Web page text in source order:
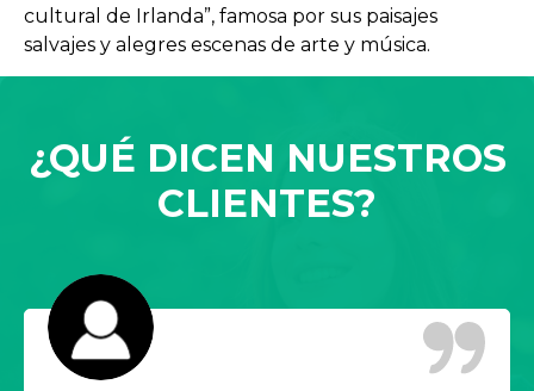
cultural de Irlanda”, famosa por sus paisajes
salvajes y alegres escenas de arte y música.
¿QUÉ DICEN NUESTROS
CLIENTES?